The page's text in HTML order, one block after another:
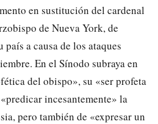
en sustitución del cardenal
de Nueva York, de
país a causa de los ataques
En el Sínodo subraya en
del obispo», su «ser profeta
incesantemente» la
pero también de «expresar un